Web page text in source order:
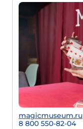
magicmuseum.ru
8 800 550-82-04